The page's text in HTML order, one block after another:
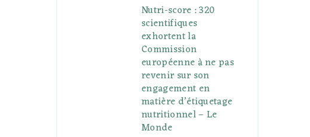
Nutri-score : 320
scientifiques
exhortent la
Commission
européenne à ne pas
revenir sur son
engagement en
matière d’étiquetage
nutritionnel – Le
Monde